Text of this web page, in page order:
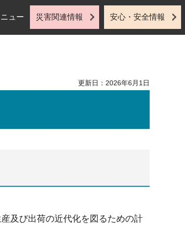
ュー 災害関連情報 安心・安全情報
更新日：2026年6月1日
及び出荷の近代化を図るための計